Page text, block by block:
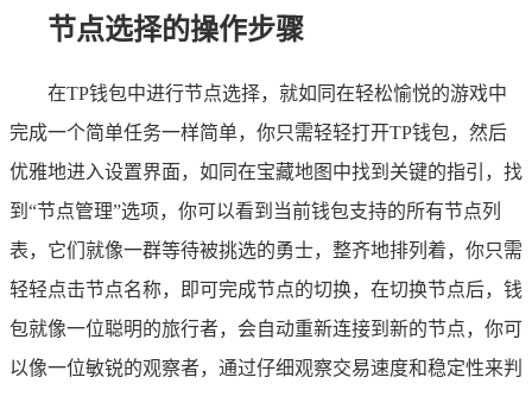
节点选择的操作步骤
在TP钱包中进行节点选择，就如同在轻松愉悦的游戏中
完成一个简单任务一样简单，你只需轻轻打开TP钱包，然后
优雅地进入设置界面，如同在宝藏地图中找到关键的指引，找
到“节点管理”选项，你可以看到当前钱包支持的所有节点列
表，它们就像一群等待被挑选的勇士，整齐地排列着，你只需
轻轻点击节点名称，即可完成节点的切换，在切换节点后，钱
包就像一位聪明的旅行者，会自动重新连接到新的节点，你可
以像一位敏锐的观察者，通过仔细观察交易速度和稳定性来判